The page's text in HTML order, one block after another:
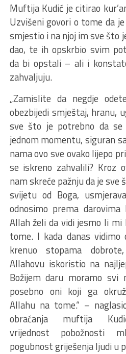
Muftija Kudić je citirao
Uzvišeni govori o tome da
smjestio i na njoj im sve što
dao, te ih opskrbio svim
da bi opstali – ali i
zahvaljuju.
„Zamislite da negdje
obezbijedi smještaj, hranu,
sve što je potrebno da se
jednom momentu, siguran
nama ovo sve ovako lijepo
se iskreno zahvalili? Kroz
nam skreće pažnju da je sve
svijetu od Boga,
odnosimo prema
Allah želi da vidi jesmo li
tome. I kada danas vidimo
krenuo stopama
Allahovu iskoristio na
Božijem daru moramo svi
posebno oni koji ga
Allahu na tome.“ –
obraćanja muftija
vrijednost pobožnosti
pogubnost griješenja ljudi u